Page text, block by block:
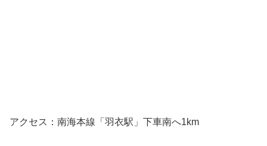
アクセス：南海本線「羽衣駅」下車南へ1km